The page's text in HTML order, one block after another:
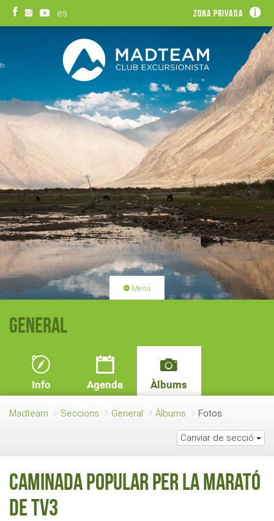
es Zona privada
Menú
QUI SOM
FES-TE SOCI
General
Info Agenda Àlbums
Madteam Seccions General Àlbums Fotos
Canviar de secció
Caminada Popular per la Marató
de TV3